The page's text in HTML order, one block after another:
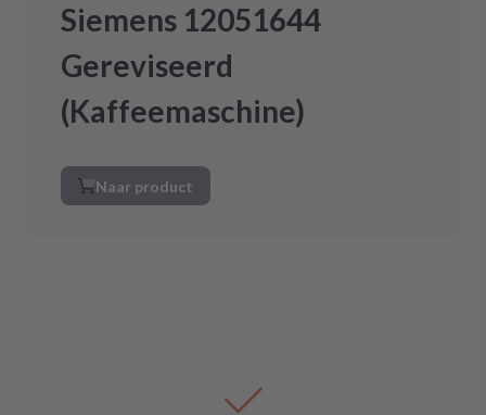
Siemens 12051644
Gereviseerd
(Kaffeemaschine)
Naar product